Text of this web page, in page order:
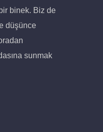
binek. Biz de
düşünce
sunmak